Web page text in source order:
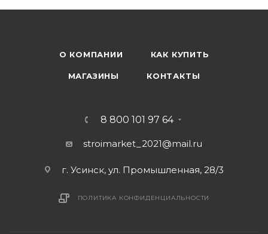
О КОМПАНИИ КАК КУПИТЬ
МАГАЗИНЫ КОНТАКТЫ
8 800 101 97 64
stroimarket_2021@mail.ru
г. Усинск, ул. Промышленная, 28/3
ПОЛИТИКА КОНФИДЕНЦИАЛЬНОСТИ